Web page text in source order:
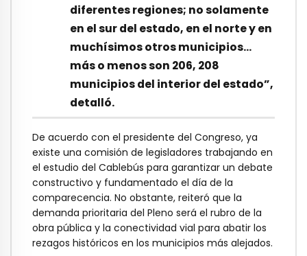
diferentes regiones; no solamente
en el sur del estado, en el norte y en
muchísimos otros municipios…
más o menos son 206, 208
municipios del interior del estado”,
detalló.
De acuerdo con el presidente del Congreso, ya
existe una comisión de legisladores trabajando en
el estudio del Cablebús para garantizar un debate
constructivo y fundamentado el día de la
comparecencia. No obstante, reiteró que la
demanda prioritaria del Pleno será el rubro de la
obra pública y la conectividad vial para abatir los
rezagos históricos en los municipios más alejados.